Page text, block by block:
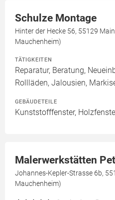
Schulze Montage
Hinter der Hecke 56, 55129
Mauchenheim)
TÄTIGKEITEN
Reparatur, Beratung,
Rollläden, Jalousien,
GEBÄUDETEILE
Kunststofffenster,
Malerwerkstätten
Johannes-Kepler-Strasse 6b,
Mauchenheim)